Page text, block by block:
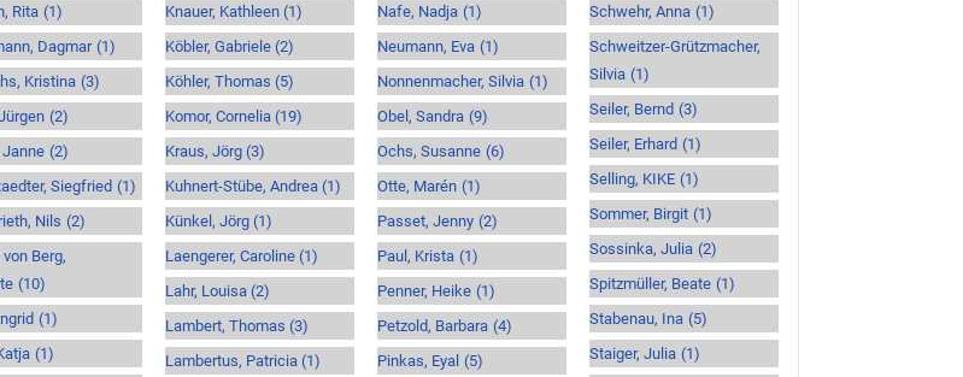
Rita (1)
Dagmar (1)
Kristina (3)
(2)
(2)
Siegfried (1)
Nils (2)
Berg,
(10)
(1)
(1)
Knauer, Kathleen (1)
Köbler, Gabriele (2)
Köhler, Thomas (5)
Komor, Cornelia (19)
Kraus, Jörg (3)
Kuhnert-Stübe, Andrea (1)
Künkel, Jörg (1)
Laengerer, Caroline (1)
Lahr, Louisa (2)
Lambert, Thomas (3)
Lambertus, Patricia (1)
Nafe, Nadja (1)
Neumann, Eva (1)
Nonnenmacher, Silvia (1)
Obel, Sandra (9)
Ochs, Susanne (6)
Otte, Marén (1)
Passet, Jenny (2)
Paul, Krista (1)
Penner, Heike (1)
Petzold, Barbara (4)
Pinkas, Eyal (5)
Schwehr, Anna (1)
Schweitzer-Grützmacher,
Silvia (1)
Seiler, Bernd (3)
Seiler, Erhard (1)
Selling, KIKE (1)
Sommer, Birgit (1)
Sossinka, Julia (2)
Spitzmüller, Beate (1)
Stabenau, Ina (5)
Staiger, Julia (1)